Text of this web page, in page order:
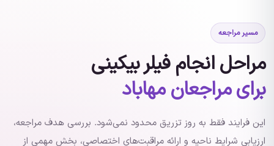
مسیر مراجعه
مراحل انجام فیلر بیکینی
برای مراجعان مهاباد
این فرایند فقط به روز تزریق محدود نمی‌شود. بررسی هدف مراجعه،
ارزیابی شرایط ناحیه و ارائه مراقبت‌های اختصاصی، بخش مهمی از